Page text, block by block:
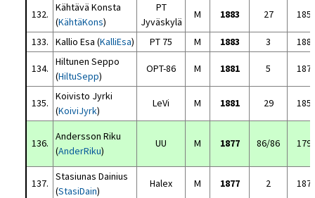
132.
Kähtävä Konsta
(KähtäKons)
PT
Jyväskylä
M 1883 27
133. Kallio Esa (KalliEsa) PT 75 M 1883 3
134.
Hiltunen Seppo
(HiltuSepp)
OPT-86 M 1881 5
135.
Koivisto Jyrki
(KoiviJyrk)
LeVi M 1881 29
136.
Andersson Riku
(AnderRiku)
UU M 1877 86/86
137.
Stasiunas Dainius
(StasiDain)
Halex M 1877 2